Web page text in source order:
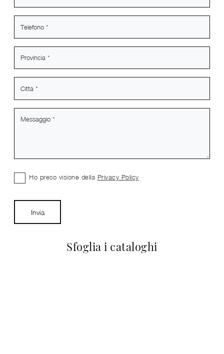
Sfoglia i cataloghi
Ho preso visione della Privacy Policy
Invia